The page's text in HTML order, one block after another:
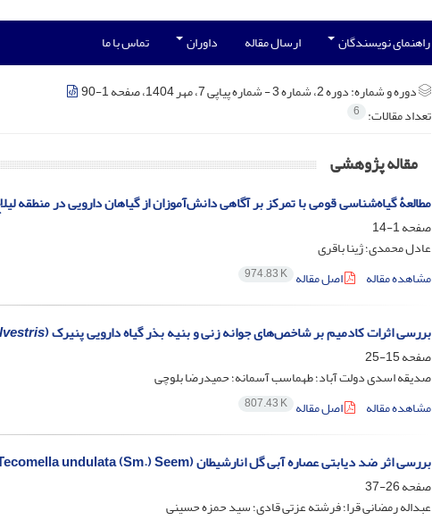
راهنمای نویسندگان ارسال مقاله داوران تماس با ما
دوره و شماره:دوره 2، شماره 3 - شماره پیاپی 7، مهر 1404، صفحه 1-90
تعداد مقالات: 6
مقاله پژوهشی
مطالعۀ گیاه‌شناسی قومی با تمرکز بر آگاهی دانش‌آموزان از گیاهان دارویی در منطقه
صفحه1-14
عادل محمدی؛ ژینا باقری
مشاهده مقاله
اصل مقاله 974.83 K
بررسی اثرات کادمیم بر شاخص‌های جوانه زنی و بنیه بذر گیاه دارویی پنیرک (
صفحه15-25
صدیقه اسدی دولت آباد؛ طهماسب آسمانه؛ حمیدرضا بلوچی
مشاهده مقاله
اصل مقاله 807.43 K
بررسی اثر ضد دیابتی عصاره آبی گل انارشیطان (Tecomella undulata (Sm.) Seem) در دیابت نوع یک
صفحه26-37
عبداله رمضانی قرا؛ فرشته عزتی قادی؛ سید حمزه حسینی